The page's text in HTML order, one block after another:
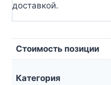
доставкой.
Стоимость позиции
Категория